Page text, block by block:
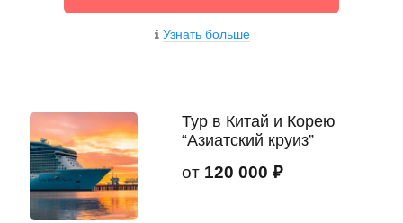
Узнать больше
Тур в Китай и Корею
“Азиатский круиз”
от 120 000 ₽